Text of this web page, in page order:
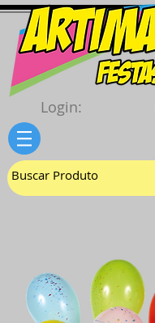
Login: